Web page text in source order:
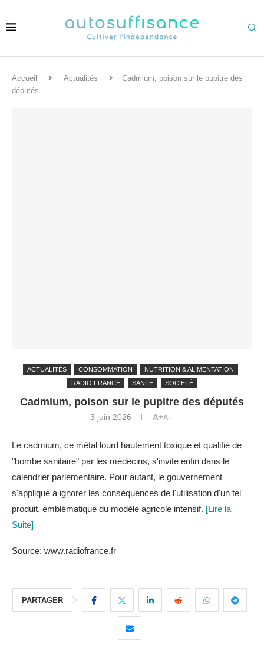
Accueil Actualités
Cadmium, poison sur le pupitre des
députés
ACTUALITÉS CONSOMMATION
NUTRITION & ALIMENTATION
RADIO FRANCE
SANTÉ SOCIÉTÉ
Cadmium, poison sur le pupitre des députés
3 juin 2026 A+A-
Le cadmium, ce métal lourd hautement toxique et qualifié de
"bombe sanitaire" par les médecins, s'invite enfin dans le
calendrier parlementaire. Pour autant, le gouvernement
s'applique à ignorer les conséquences de l'utilisation d'un tel
produit, emblématique du modèle agricole intensif. [Lire la
Suite]
Source: www.radiofrance.fr
PARTAGER